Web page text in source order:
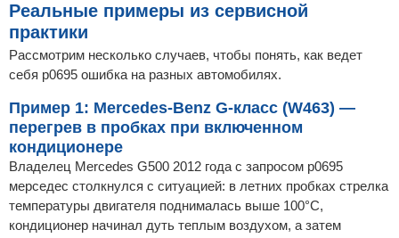
Реальные примеры из сервисной
практики
Рассмотрим несколько случаев, чтобы понять, как ведет
себя p0695 ошибка на разных автомобилях.
Пример 1: Mercedes-Benz G-класс (W463) —
перегрев в пробках при включенном
кондиционере
Владелец Mercedes G500 2012 года с запросом p0695
мерседес столкнулся с ситуацией: в летних пробках стрелка
температуры двигателя поднималась выше 100°C,
кондиционер начинал дуть теплым воздухом, а затем